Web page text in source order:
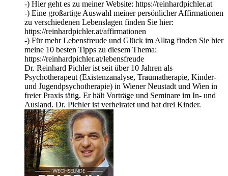
-) Hier geht es zu meiner Website: https://reinhardpichler.at
-) Eine großartige Auswahl meiner persönlicher Affirmationen
zu verschiedenen Lebenslagen finden Sie hier:
https://reinhardpichler.at/affirmationen
-) Für mehr Lebensfreude und Glück im Alltag finden Sie hier
meine 10 besten Tipps zu diesem Thema:
https://reinhardpichler.at/lebensfreude
Dr. Reinhard Pichler ist seit über 10 Jahren als
Psychotherapeut (Existenzanalyse, Traumatherapie, Kinder-
und Jugendpsychotherapie) in Wiener Neustadt und Wien in
freier Praxis tätig. Er hält Vorträge und Seminare im In- und
Ausland. Dr. Pichler ist verheiratet und hat drei Kinder.